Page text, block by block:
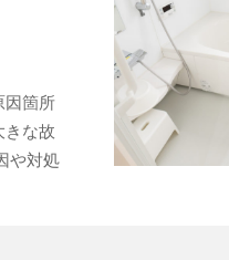
因箇所
きな故
や対処